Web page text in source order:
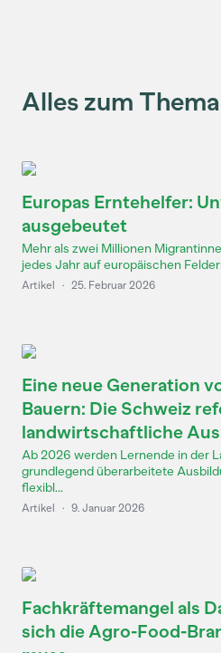
Alles zum Thema
Europas Erntehelfer:
ausgebeutet
Mehr als zwei Millionen
jedes Jahr auf europäischen
Artikel · 25. Februar 2026
Eine neue Generation
Bauern: Die Schweiz
landwirtschaftliche
Ab 2026 werden Lernende in der
grundlegend überarbeitete
flexibl...
Artikel · 9. Januar 2026
Fachkräftemangel als
sich die Agro-Food-